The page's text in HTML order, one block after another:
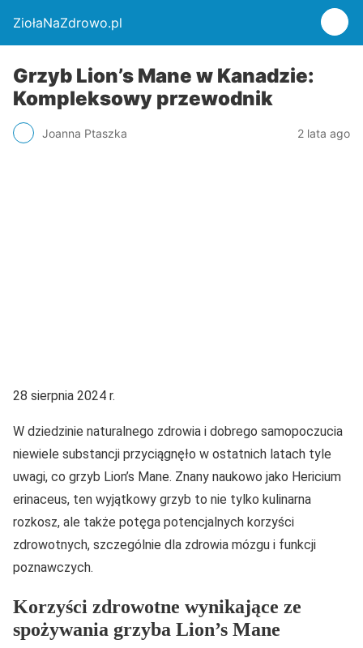
ZiołaNaZdrowo.pl
Grzyb Lion’s Mane w Kanadzie:
Kompleksowy przewodnik
Joanna Ptaszka 2 lata ago
28 sierpnia 2024 r.
W dziedzinie naturalnego zdrowia i dobrego samopoczucia
niewiele substancji przyciągnęło w ostatnich latach tyle
uwagi, co grzyb Lion’s Mane. Znany naukowo jako Hericium
erinaceus, ten wyjątkowy grzyb to nie tylko kulinarna
rozkosz, ale także potęga potencjalnych korzyści
zdrowotnych, szczególnie dla zdrowia mózgu i funkcji
poznawczych.
Korzyści zdrowotne wynikające ze
spożywania grzyba Lion’s Mane